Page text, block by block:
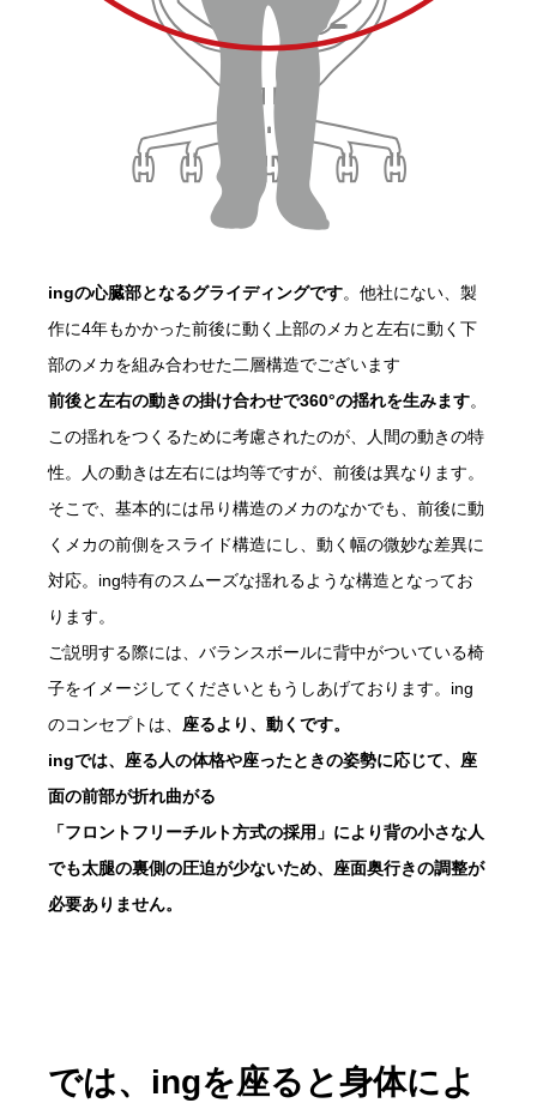
ingの心臓部となるグライディングです。他社にない、製
作に4年もかかった前後に動く上部のメカと左右に動く下
部のメカを組み合わせた二層構造でございます
前後と左右の動きの掛け合わせで360°の揺れを生みます。
この揺れをつくるために考慮されたのが、人間の動きの特
性。人の動きは左右には均等ですが、前後は異なります。
そこで、基本的には吊り構造のメカのなかでも、前後に動
くメカの前側をスライド構造にし、動く幅の微妙な差異に
対応。ing特有のスムーズな揺れるような構造となってお
ります。
ご説明する際には、バランスボールに背中がついている椅
子をイメージしてくださいともうしあげております。ing
のコンセプトは、 座るより、動くです。
ingでは、座る人の体格や座ったときの姿勢に応じて、座
面の前部が折れ曲がる
「フロントフリーチルト方式の採用」により背の小さな人
でも太腿の裏側の圧迫が少ないため、座面奥行きの調整が
必要ありません。
では、ingを座ると身体によ